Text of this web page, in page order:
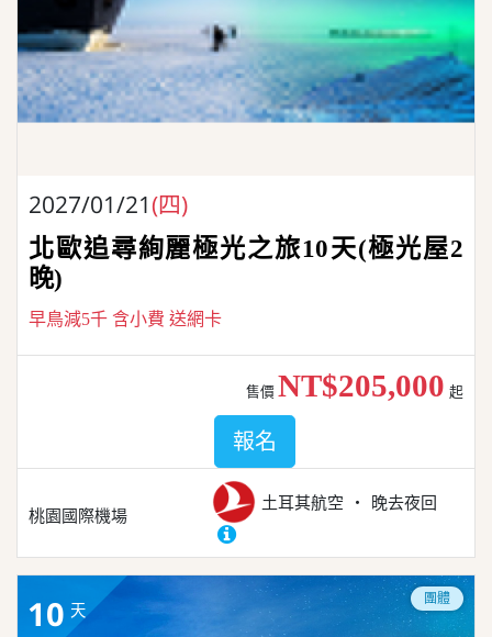
2027/01/21(四)
北歐追尋絢麗極光之旅10天(極光屋2
晚)
早鳥減5千 含小費 送網卡
桃園國際機場
土耳其航空 晚去夜回
售價 NT$205,000 起
報名
10 天
團體